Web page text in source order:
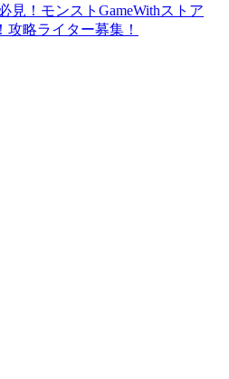
見！モンストGameWithストア
略ライター募集！